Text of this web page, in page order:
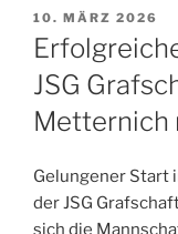
VERÖFFENTLICHT
AM
10. MÄRZ 2026
JSG
Metternich
Gelungener Start
der JSG
sich die